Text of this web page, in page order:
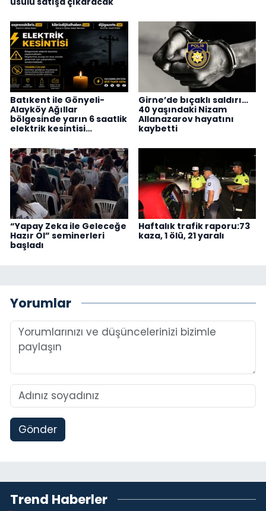
Batıkent ile Gönyeli-
Alayköy Ağıllar
bölgesinde yarın 6 saatlik
elektrik kesintisi…
Girne’de bıçaklı saldırı…
40 yaşındaki Nizam
Allanazarov hayatını
kaybetti
“Yapay Zeka ile Geleceğe
Hazır Ol” seminerleri
başladı
Haftalık trafik raporu:73
kaza, 1 ölü, 21 yaralı
Yorumlar
Gönder
Trend Haberler